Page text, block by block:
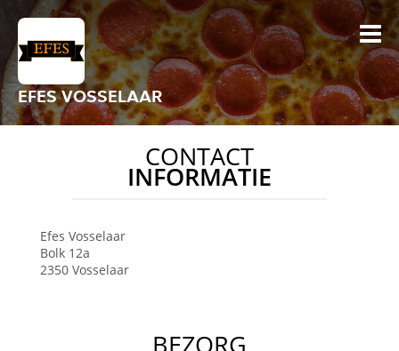
EFES VOSSELAAR
CONTACT
INFORMATIE
Efes Vosselaar
Bolk 12a
2350 Vosselaar